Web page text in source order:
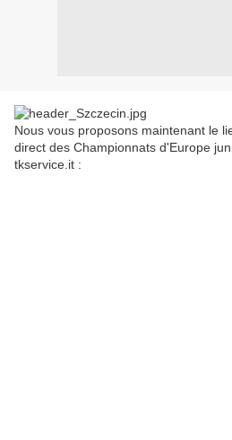
Nous vous proposons maintenant le
direct des Championnats d'Europe
tkservice.it :